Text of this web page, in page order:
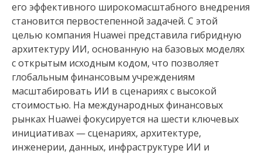
его эффективного широкомасштабного внедрения
становится первостепенной задачей. С этой
целью компания Huawei представила гибридную
архитектуру ИИ, основанную на базовых моделях
с открытым исходным кодом, что позволяет
глобальным финансовым учреждениям
масштабировать ИИ в сценариях с высокой
стоимостью. На международных финансовых
рынках Huawei фокусируется на шести ключевых
инициативах — сценариях, архитектуре,
инженерии, данных, инфраструктуре ИИ и